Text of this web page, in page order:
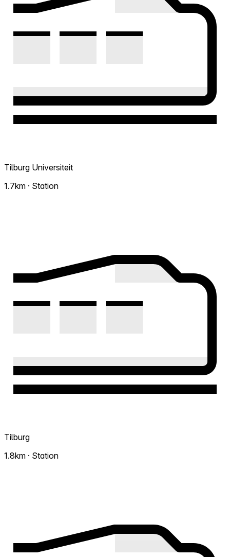
Tilburg Universiteit
1.7km · Station
Tilburg
1.8km · Station